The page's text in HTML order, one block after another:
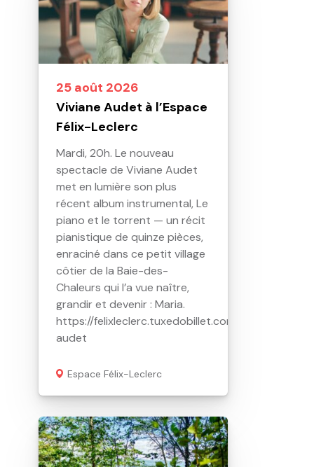
25 août 2026
Viviane Audet à l’Espace
Félix-Leclerc
Mardi, 20h. Le nouveau
spectacle de Viviane Audet
met en lumière son plus
récent album instrumental, Le
piano et le torrent — un récit
pianistique de quinze pièces,
enraciné dans ce petit village
côtier de la Baie-des-
Chaleurs qui l’a vue naître,
grandir et devenir : Maria.
https://felixleclerc.tuxedobillet.com/Web/viviane-
audet
Espace Félix-Leclerc